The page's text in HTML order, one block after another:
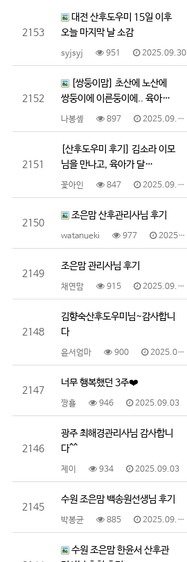
2153
대전 산후도우미 15일 이후
오늘 마지막 날 소감
syjsyj 951 2025.09.30
2152
[쌍둥이맘] 초산에 노산에
쌍둥이에 이른둥이에.. 육아…
나봉솊 897 2025.09.30
2151
[산후도우미 후기] 김소라 이모
님을 만나고, 육아가 달…
꽃아인 847 2025.09.29
2150
조은맘 산후관리사님 후기
watanueki 977 2025.09.18
2149
조은맘 관리사님 후기
채연맘 915 2025.09.15
2148
김향숙산후도우미님~감사합니
다
윤서엄마 900 2025.09.11
2147
너무 행복했던 3주❤️
짱횰 946 2025.09.03
2146
광주 최해경관리사님 감사합니
다^^
제이 934 2025.09.03
2145
수원 조은맘 백송원선생님 후기
박봉균 885 2025.09.02
수원 조은맘 한윤서 산후관